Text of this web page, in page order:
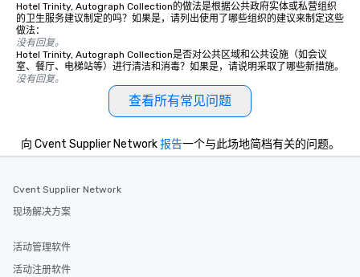
Hotel Trinity, Autograph Collection的做法是根据公共政府实体或私营组织
的卫生服务建议制定的吗？如果是，请列出使用了哪些组织的建议来制定这些
做法：
没有回复。
Hotel Trinity, Autograph Collection是否对公共区域和公共设施（如会议
室、餐厅、电梯站等）进行清洁和消毒？如果是，请说明采取了哪些新措施。
没有回复。
查看所有常见问题
向 Cvent Supplier Network报告一个与此场地简档有关的问题。
Cvent Supplier Network
现场解决方案
活动管理软件
活动注册软件